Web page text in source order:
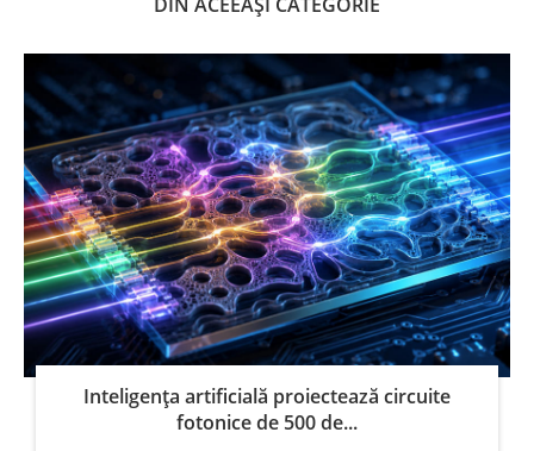
DIN ACEEAȘI CATEGORIE
Inteligența artificială proiectează circuite
fotonice de 500 de...